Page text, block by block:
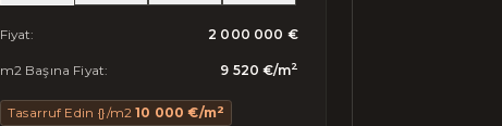
Fiyat: 2 000 000 €
m2 Başına Fiyat: 9 520 €/m2
Tasarruf Edin {}/m2 10 000 €/m2